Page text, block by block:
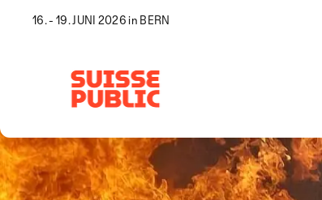
16. - 19. JUNI 2026 in BERN